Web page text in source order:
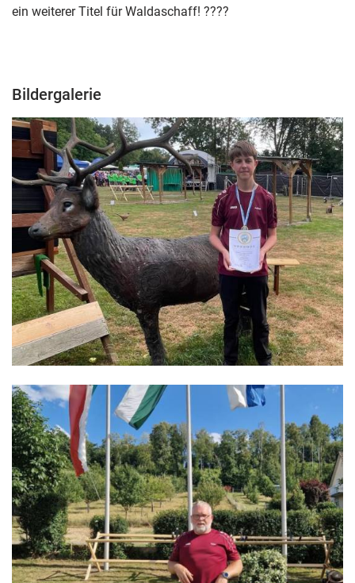
ein weiterer Titel für Waldaschaff! ????
Bildergalerie